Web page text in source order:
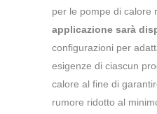
per le pompe di calore
applicazione sarà
configurazioni per
esigenze di ciascun
calore al fine di
rumore ridotto al